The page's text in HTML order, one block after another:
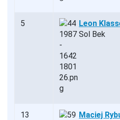
5
Leon
Sol Bek
13
Maciej